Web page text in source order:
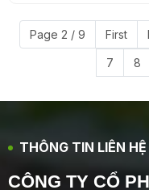
Page 2 / 9 First
7 8
THÔNG TIN LIÊN HỆ
CÔNG TY CỔ